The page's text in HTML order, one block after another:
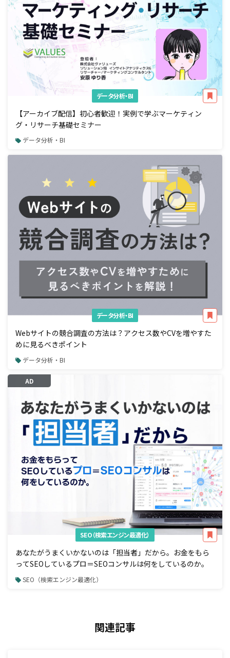
データ分析・BI
【アーカイブ配信】初心者歓迎！実例で学ぶマーケティン
グ・リサーチ基礎セミナー
データ分析・BI
データ分析・BI
Webサイトの競合調査の方法は？アクセス数やCVを増やすた
めに見るべきポイント
データ分析・BI
AD
SEO（検索エンジン最適化）
あなたがうまくいかないのは「担当者」だから。お金をもら
ってSEOしているプロ＝SEOコンサルは何をしているのか。
SEO（検索エンジン最適化）
関連記事